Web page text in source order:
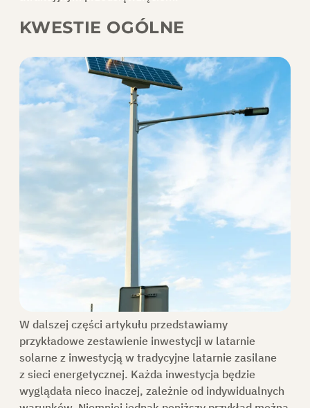
KWESTIE OGÓLNE
W dalszej części artykułu przedstawiamy
przykładowe zestawienie inwestycji w latarnie
solarne z inwestycją w tradycyjne latarnie zasilane
z sieci energetycznej. Każda inwestycja będzie
wyglądała nieco inaczej, zależnie od indywidualnych